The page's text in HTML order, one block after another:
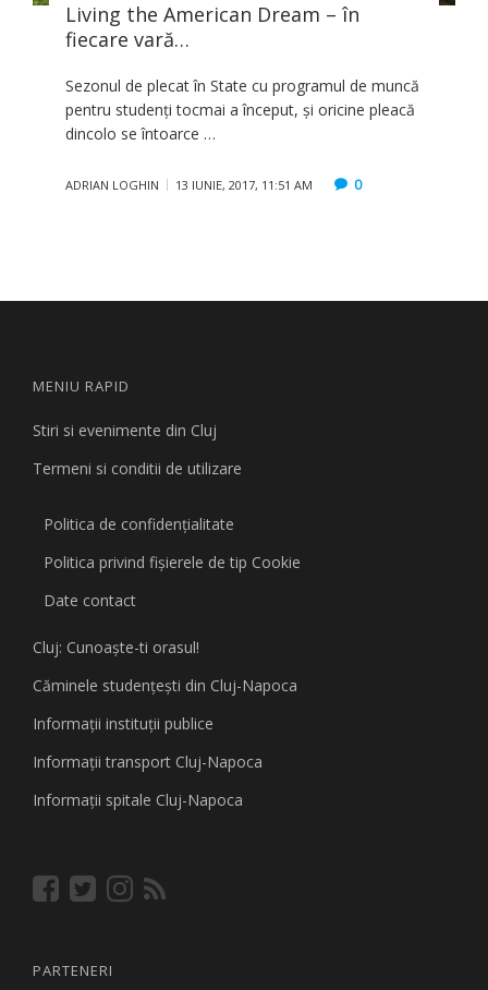
Living the American Dream – în
fiecare vară…
Sezonul de plecat în State cu programul de muncă
pentru studenţi tocmai a început, şi oricine pleacă
dincolo se întoarce …
ADRIAN LOGHIN 13 IUNIE, 2017, 11:51 AM 0
MENIU RAPID
Stiri si evenimente din Cluj
Termeni si conditii de utilizare
Politica de confidențialitate
Politica privind fişierele de tip Cookie
Date contact
Cluj: Cunoaşte-ti orasul!
Căminele studenţeşti din Cluj-Napoca
Informaţii instituţii publice
Informaţii transport Cluj-Napoca
Informaţii spitale Cluj-Napoca
PARTENERI